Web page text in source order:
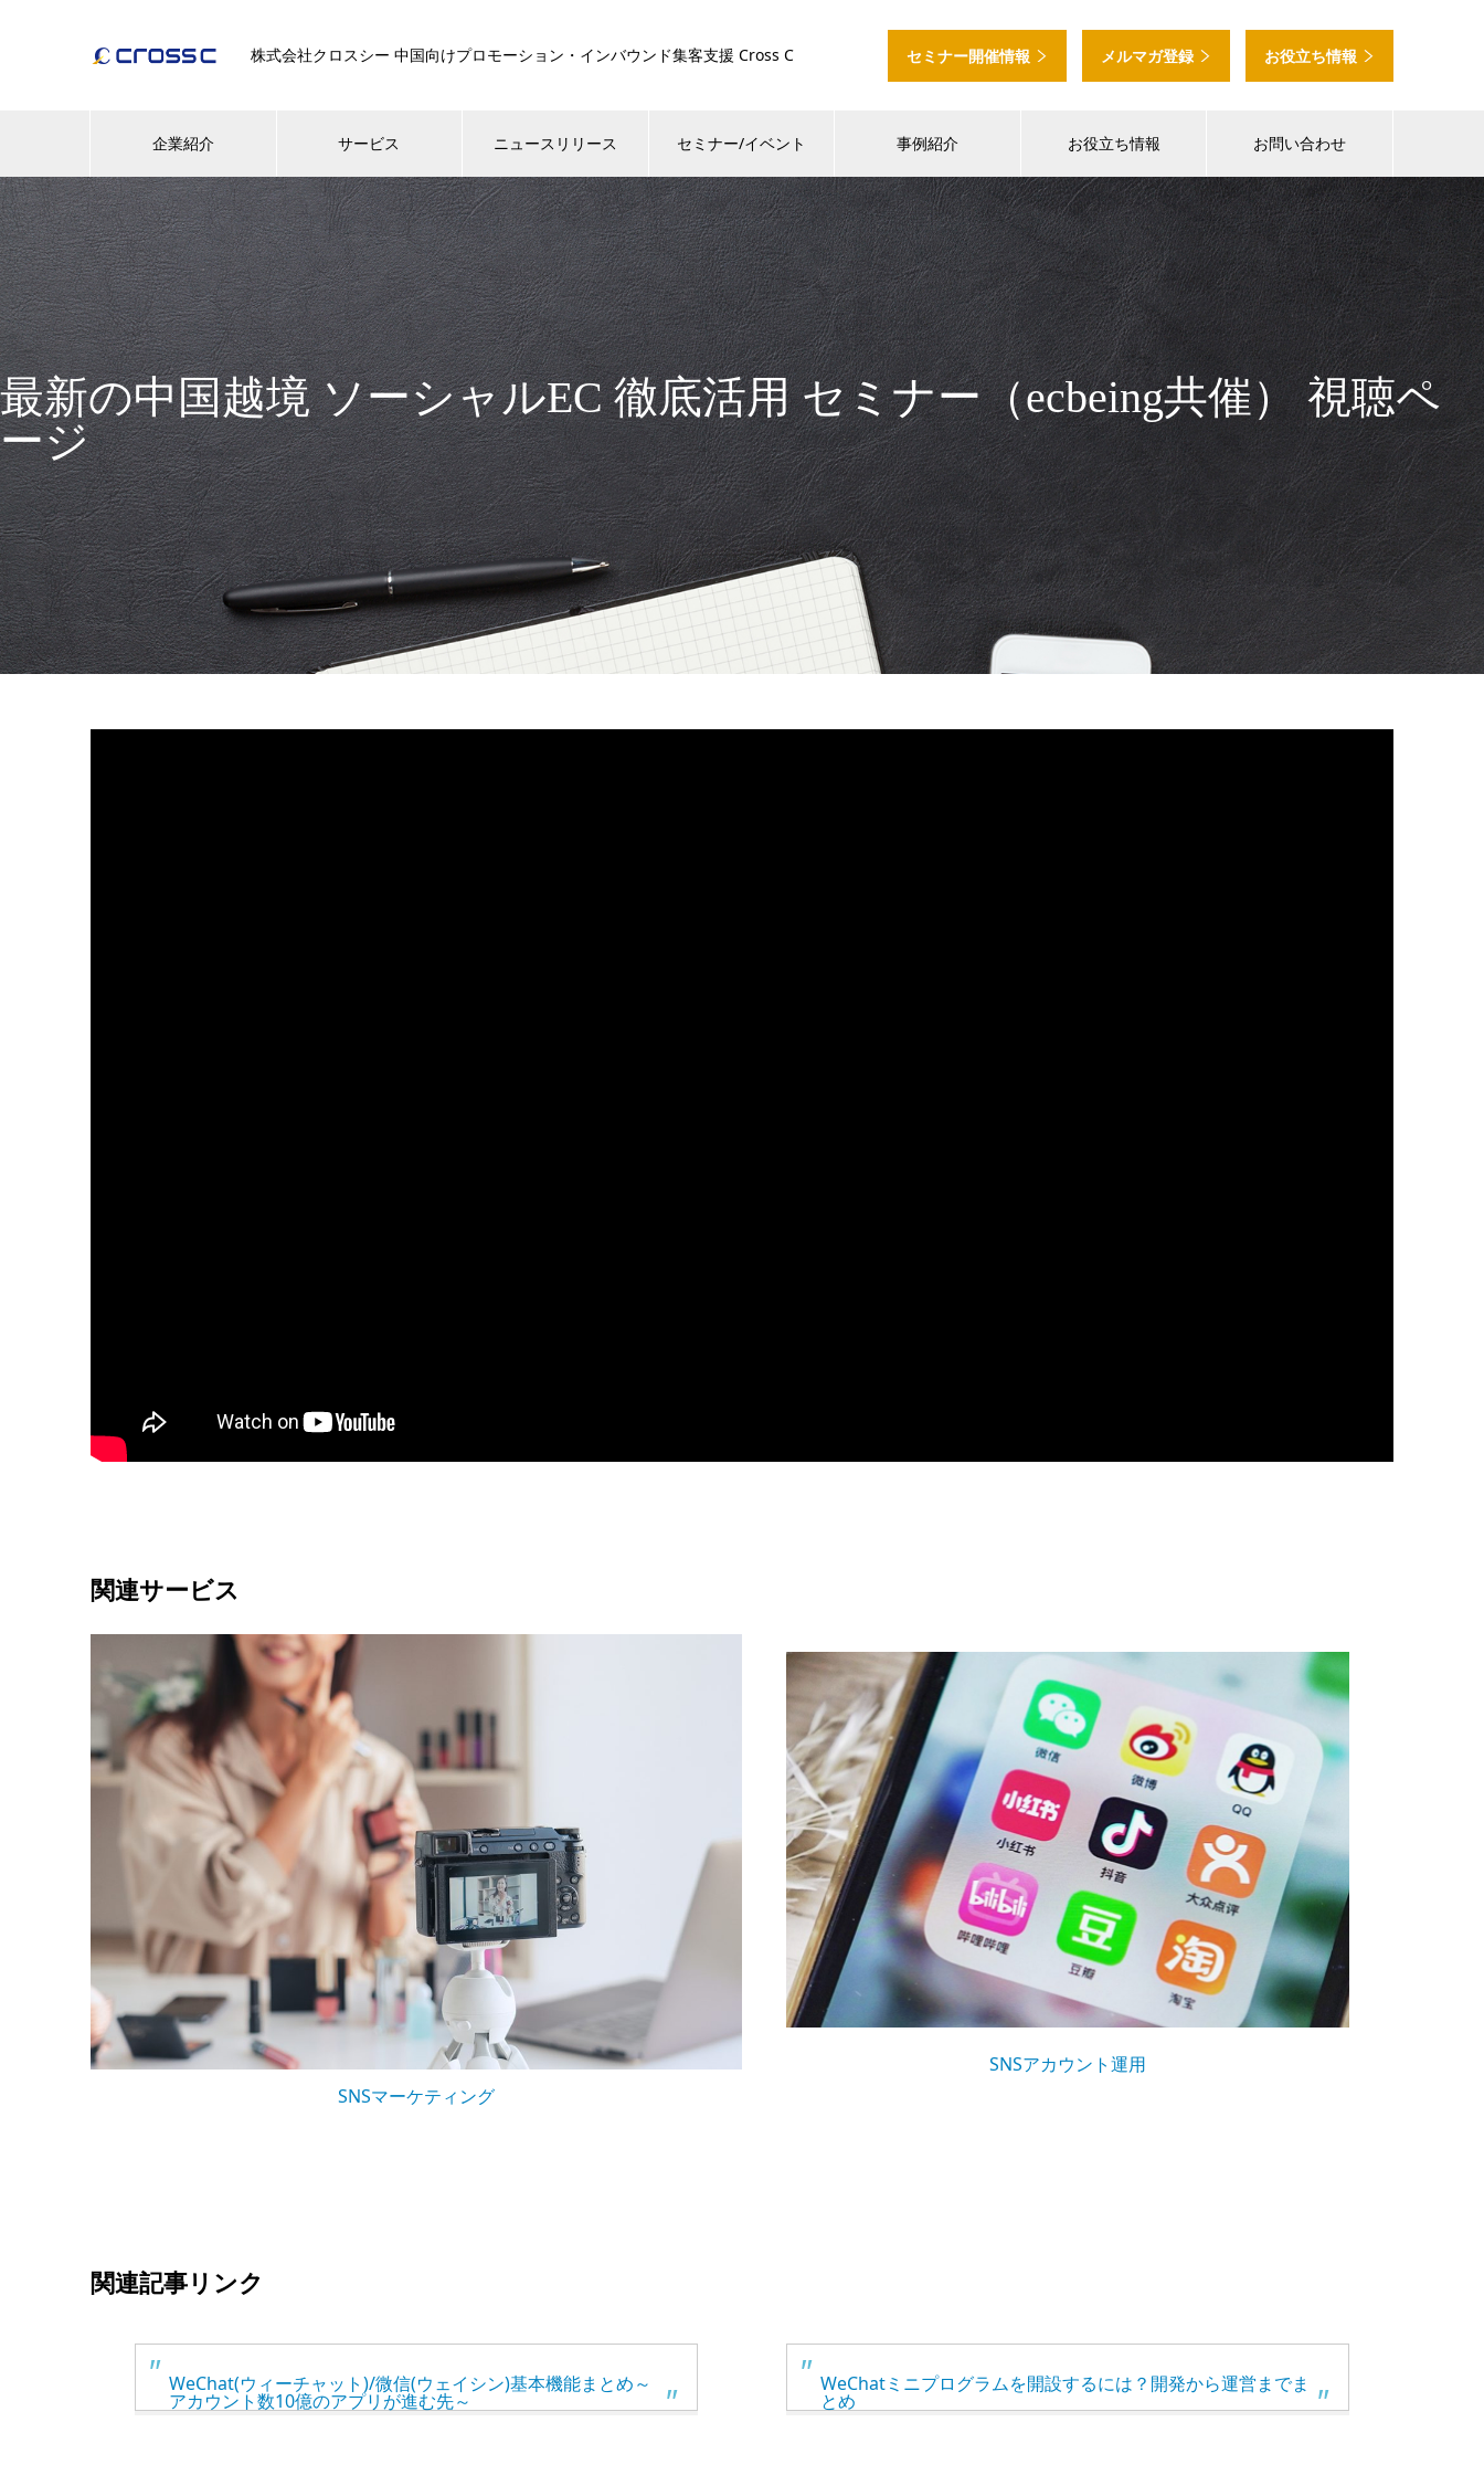
株式会社クロスシー 中国向けプロモーション・インバウンド集客支援 Cross C セミナー開催情報 メルマガ登録 お役立ち情報
企業紹介 サービス ニュースリリース セミナー/イベント 事例紹介 お役立ち情報 お問い合わせ
最新の中国越境 ソーシャルEC 徹底活用 セミナー（ecbeing共催） 視聴ペ
ージ
関連サービス
SNSマーケティング
SNSアカウント運用
関連記事リンク
WeChat(ウィーチャット)/微信(ウェイシン)基本機能まとめ～
アカウント数10億のアプリが進む先～
WeChatミニプログラムを開設するには？開発から運営までま
とめ